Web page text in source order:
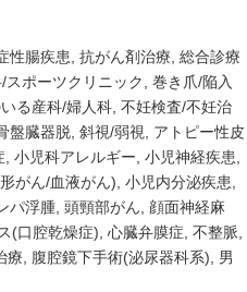
性腸疾患 抗がん剤治療 総合診療
スポーツクリニック
巻き爪/陥入
る産科/婦人科 不妊検査/不妊治
盤臓器脱 斜視/弱視
アトピー性皮
小児科アレルギー 小児神経疾患
がん/血液がん) 小児内分泌疾患
パ浮腫 頭頸部がん
顔面神経麻
(口腔乾燥症) 心臓弁膜症 不整脈
療 腹腔鏡下手術(泌尿器科系)
男